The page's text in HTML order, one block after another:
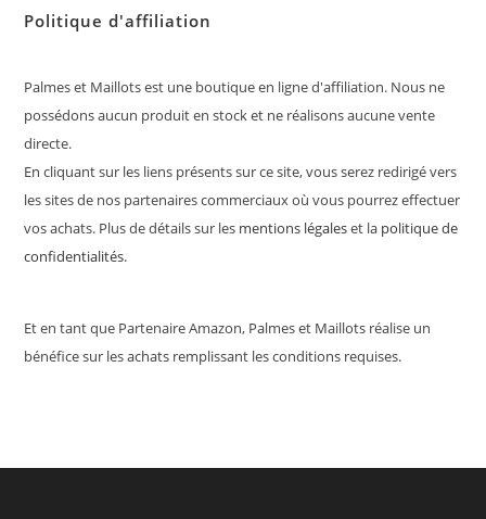
Politique d'affiliation
Palmes et Maillots est une boutique en ligne d'affiliation. Nous ne
possédons aucun produit en stock et ne réalisons aucune vente
directe.
En cliquant sur les liens présents sur ce site, vous serez redirigé vers
les sites de nos partenaires commerciaux où vous pourrez effectuer
vos achats. Plus de détails sur les mentions légaleset la politique de
confidentialités.
Et en tant que Partenaire Amazon, Palmes et Maillots réalise un
bénéfice sur les achats remplissant les conditions requises.